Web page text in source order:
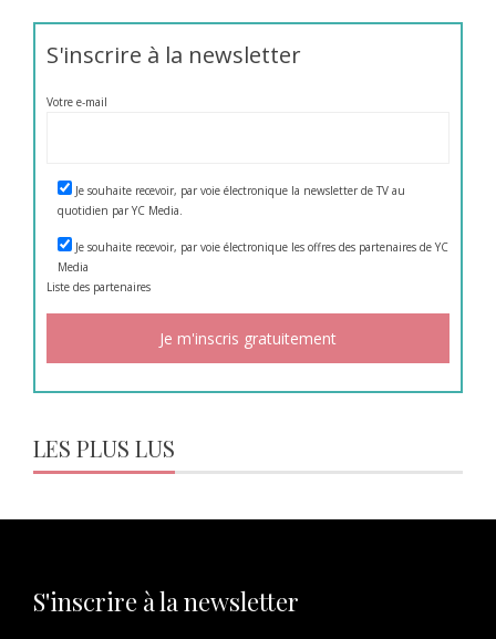
S'inscrire à la newsletter
Votre e-mail
Je souhaite recevoir, par voie électronique la newsletter de TV au
quotidien par YC Media.
Je souhaite recevoir, par voie électronique les offres des partenaires de YC
Media
Liste des partenaires
LES PLUS LUS
S'inscrire à la newsletter